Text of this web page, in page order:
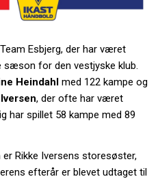
Esbjerg, der har været
sæson for den vestjyske klub.
Heindahl med 122 kampe og
, der ofte har været
har spillet 58 kampe med 89
Rikke Iversens storesøster,
efterår er blevet udtaget til